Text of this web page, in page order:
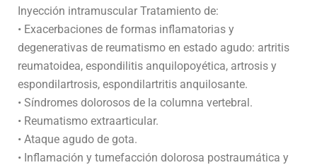
Inyección intramuscular Tratamiento de:
• Exacerbaciones de formas inflamatorias y
degenerativas de reumatismo en estado agudo: artritis
reumatoidea, espondilitis anquilopoyética, artrosis y
espondilartrosis, espondilartritis anquilosante.
• Síndromes dolorosos de la columna vertebral.
• Reumatismo extraarticular.
• Ataque agudo de gota.
• Inflamación y tumefacción dolorosa postraumática y